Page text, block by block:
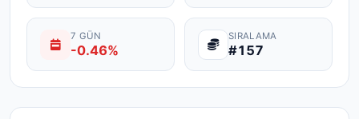
7 GÜN
-0.46%
SIRALAMA
#157